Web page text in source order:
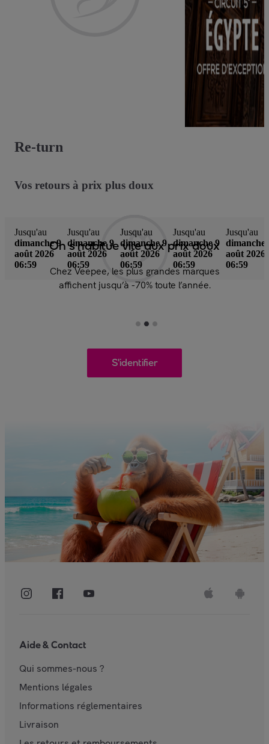
Re-turn
Vos retours à prix plus doux
Jusqu'au
dimanche 9
août 2026
06:59
Jusqu'au
dimanche 9
août 2026
06:59
Jusqu'au
dimanche 9
août 2026
06:59
Jusqu'au
dimanche 9
août 2026
06:59
Jusqu'au
dimanche
août 2026
06:59
On s'habitue vite aux prix doux
Chez Veepee, les plus grandes marques
affichent jusqu’à -70% toute l’année.
S'identifier
Aide & Contact
Qui sommes-nous ?
Mentions légales
Informations réglementaires
Livraison